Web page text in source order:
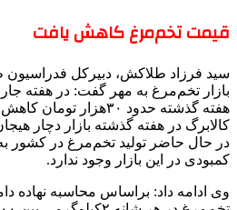
قیمت تخم‌مرغ کاهش یافت
سید فرزاد طلاکش، دبیرکل
بازار تخم‌مرغ به مهر گفت: در هفته
هفته گذشته حدود
کالابرگ در هفته گذشته بازار دچار
در حال حاضر تولید تخم‌مرغ در کشور
کمبودی در این بازار وجود ندارد.
وی ادامه داد: براساس محاسبه نهاده